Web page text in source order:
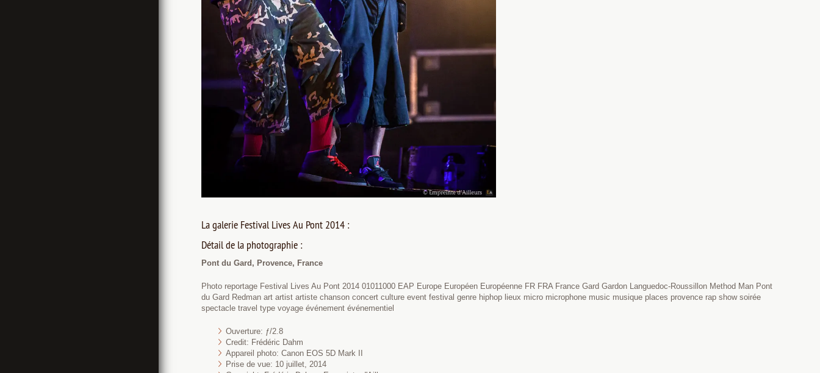
La galerie Festival Lives Au Pont 2014 :
Détail de la photographie :
Pont du Gard, Provence, France
Photo reportage Festival Lives Au Pont 2014 01011000 EAP Europe Européen Européenne FR FRA France Gard Gardon Languedoc-Roussillon Method Man Pont
du Gard Redman art artist artiste chanson concert culture event festival genre hiphop lieux micro microphone music musique places provence rap show soirée
spectacle travel type voyage événement événementiel
Ouverture: ƒ/2.8
Credit: Frédéric Dahm
Appareil photo: Canon EOS 5D Mark II
Prise de vue: 10 juillet, 2014